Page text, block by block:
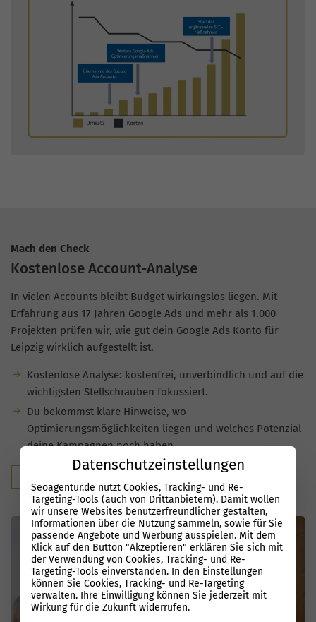
Mach den Check
Kostenlose Account-Analyse
In vielen Accounts bleibt Budget wirkungslos liegen. Mit
Erfahrung aus 17 Jahren Google Ads und mehr als 1.000
Projekten prüfen wir, wie gut dein Google Ads Konto für
Leipzig wirklich aufgestellt ist.
Kostenlose Analyse: kostenfrei, unverbindlich und auf die
wichtigsten Stellschrauben fokussiert.
Du bekommst klare Hinweise, wo
Optimierungsmöglichkeiten liegen und welches Potenzial
deine Kampagnen noch haben.
Datenschutzeinstellungen
Seoagentur.de nutzt Cookies, Tracking- und Re-
Targeting-Tools (auch von Drittanbietern). Damit wollen
wir unsere Websites benutzerfreundlicher gestalten,
Informationen über die Nutzung sammeln, sowie für Sie
passende Angebote und Werbung ausspielen. Mit dem
Klick auf den Button "Akzeptieren" erklären Sie sich mit
der Verwendung von Cookies, Tracking- und Re-
Targeting-Tools einverstanden. In den Einstellungen
können Sie Cookies, Tracking- und Re-Targeting
verwalten. Ihre Einwilligung können Sie jederzeit mit
Wirkung für die Zukunft widerrufen.